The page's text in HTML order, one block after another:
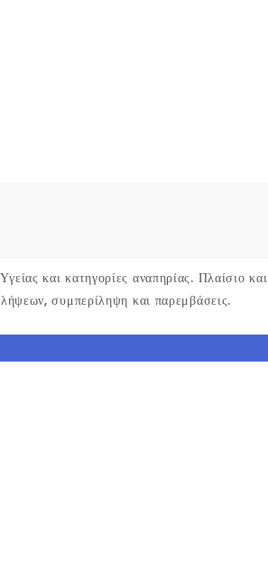
και κατηγορίες αναπηρίας. Πλαίσιο και
συμπερίληψη και παρεμβάσεις.